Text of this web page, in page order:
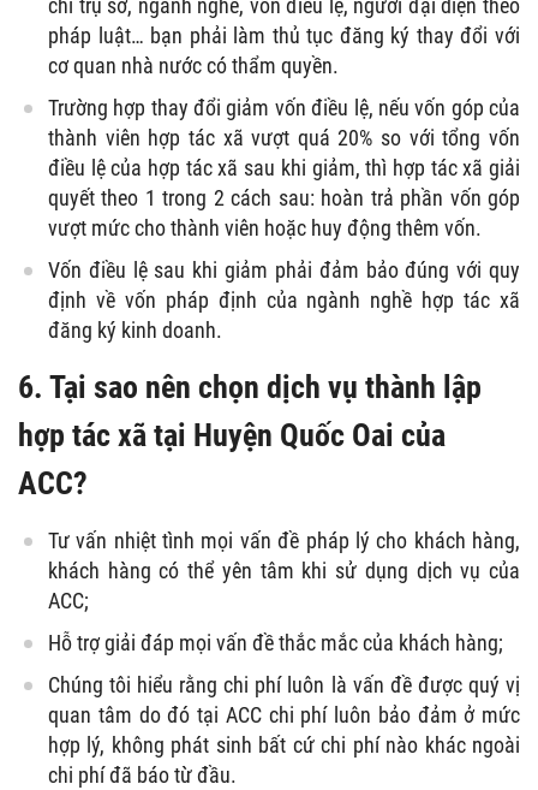
chỉ trụ sở, ngành nghề, vốn điều lệ, người đại diện theo
pháp luật… bạn phải làm thủ tục đăng ký thay đổi với
cơ quan nhà nước có thẩm quyền.
Trường hợp thay đổi giảm vốn điều lệ, nếu vốn góp của
thành viên hợp tác xã vượt quá 20% so với tổng vốn
điều lệ của hợp tác xã sau khi giảm, thì hợp tác xã giải
quyết theo 1 trong 2 cách sau: hoàn trả phần vốn góp
vượt mức cho thành viên hoặc huy động thêm vốn.
Vốn điều lệ sau khi giảm phải đảm bảo đúng với quy
định về vốn pháp định của ngành nghề hợp tác xã
đăng ký kinh doanh.
6. Tại sao nên chọn dịch vụ thành lập
hợp tác xã tại Huyện Quốc Oai của
ACC?
Tư vấn nhiệt tình mọi vấn đề pháp lý cho khách hàng,
khách hàng có thể yên tâm khi sử dụng dịch vụ của
ACC;
Hỗ trợ giải đáp mọi vấn đề thắc mắc của khách hàng;
Chúng tôi hiểu rằng chi phí luôn là vấn đề được quý vị
quan tâm do đó tại ACC chi phí luôn bảo đảm ở mức
hợp lý, không phát sinh bất cứ chi phí nào khác ngoài
chi phí đã báo từ đầu.